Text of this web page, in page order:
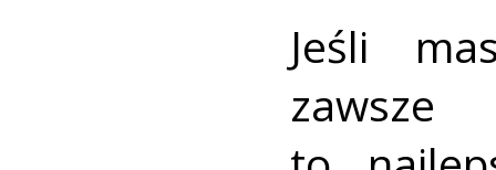
Jeśli